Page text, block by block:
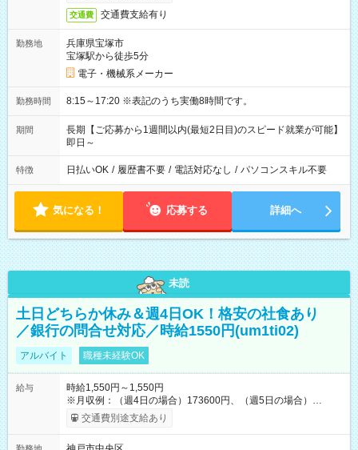
交通費 交通費支給有り
勤務地
兵庫県宝塚市
宝塚駅から徒歩5分
電子・機械系メーカー
勤務時間 8:15～17:20 ※表記のうち実働8時間です。
期間
長期【ご応募から1週間以内(最短2日目)のスピード就業が可能】
即日～
特徴 日払いOK / 履歴書不要 / 電話対応なし / パソコンスキル不要
気になる！ 応募する 詳細へ
未読
土日どちらか休み＆週4日OK！格安の社食あり
／銀行の問合せ対応／時給1550円(um1ti02)
アルバイト 職種未経験OK
給与
時給1,550円～1,550円
※月収例：（週4日の場合）173600円、（週5日の場合）
217000円 【試用期間】試用期間なし
交通費別途支給あり